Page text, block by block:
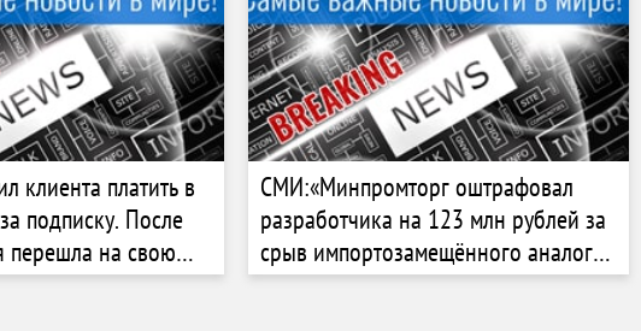
клиента платить в
подписку. После
перешла на свою
дня
СМИ:«Минпромторг оштрафовал
разработчика на 123 млн рублей за
срыв импортозамещённого аналога
чипов Analog Devices»